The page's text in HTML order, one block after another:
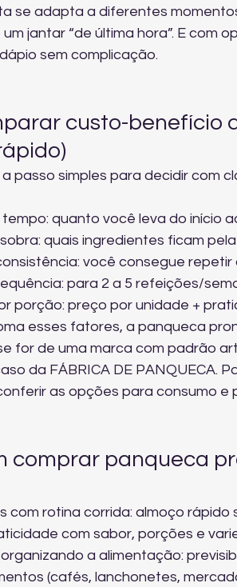
se adapta a diferentes
jantar “de última hora”. E com
sem complicação.
custo-benefício
passo simples para decidir com
quanto você leva do início
quais ingredientes ficam
você consegue
para 2 a 5 refeições/
porção: preço por unidade +
esses fatores, a panqueca
for de uma marca com padrão
da FÁBRICA DE PANQUECA.
as opções para consumo e
comprar panqueca
com rotina corrida: almoço rápido
com sabor, porções e
a alimentação:
(cafés, lanchonetes,